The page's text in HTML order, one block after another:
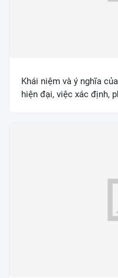
Khái niệm và ý nghĩa
hiện đại, việc xác định,